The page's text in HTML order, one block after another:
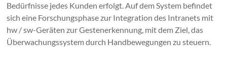
Bedürfnisse jedes Kunden erfolgt. Auf dem System befindet
sich eine Forschungsphase zur Integration des Intranets mit
hw / sw-Geräten zur Gestenerkennung, mit dem Ziel, das
Überwachungssystem durch Handbewegungen zu steuern.